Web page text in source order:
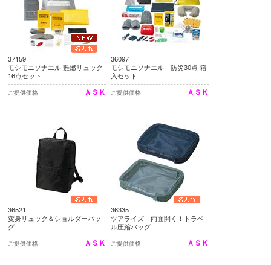
37159
モシモニソナエル 難燃リュック
16点セット
ご提供価格 ＡＳＫ
36097
モシモニソナエル 防災30点 箱
入セット
ご提供価格 ＡＳＫ
36521
変身リュック＆ショルダーバッ
グ
ご提供価格 ＡＳＫ
36335
ツアライズ 両面開く！トラベ
ル圧縮バッグ
ご提供価格 ＡＳＫ